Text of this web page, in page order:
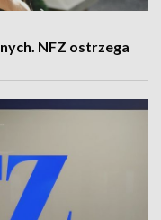
NFZ ostrzega